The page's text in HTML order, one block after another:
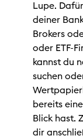
Lupe.
deiner
Brokers
oder ETF-
kannst du
suchen
bereits
Blick hast.
dir